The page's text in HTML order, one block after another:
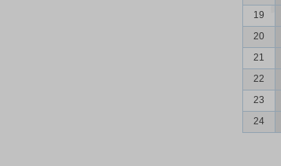
19
20
21
22
23
24